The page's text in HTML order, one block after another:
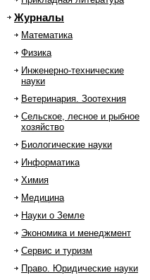
Журналы
Математика
Физика
Инженерно-технические
науки
Ветеринария. Зоотехния
Сельское, лесное и рыбное
хозяйство
Биологические науки
Информатика
Химия
Медицина
Науки о Земле
Экономика и менеджмент
Сервис и туризм
Право. Юридические науки